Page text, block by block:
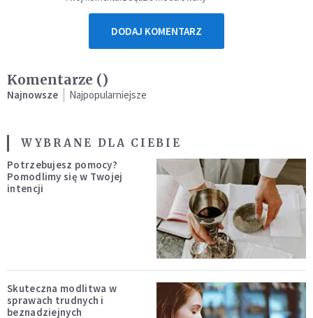
DODAJ KOMENTARZ
Komentarze ()
Najnowsze Najpopularniejsze
WYBRANE DLA CIEBIE
Potrzebujesz pomocy?
Pomodlimy się w Twojej
intencji
Skuteczna modlitwa w
sprawach trudnych i
beznadziejnych